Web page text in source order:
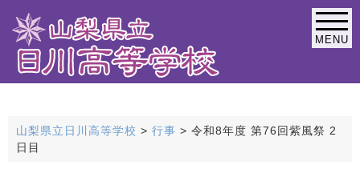
MENU
山梨県立日川高等学校 > 行事 > 令和8年度 第76回紫風祭 2
日目